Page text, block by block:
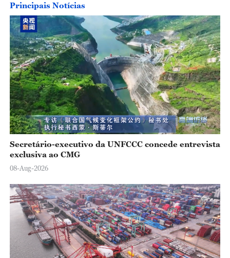
Principais Notícias
Secretário-executivo da UNFCCC concede entrevista
exclusiva ao CMG
08-Aug-2026